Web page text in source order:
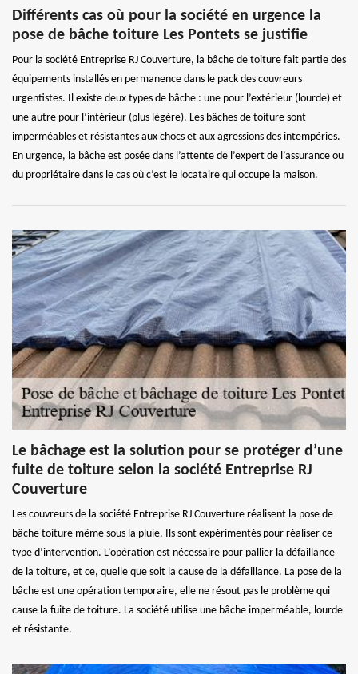
Différents cas où pour la société en urgence la
pose de bâche toiture Les Pontets se justifie
Pour la société Entreprise RJ Couverture, la bâche de toiture fait partie des
équipements installés en permanence dans le pack des couvreurs
urgentistes. Il existe deux types de bâche : une pour l’extérieur (lourde) et
une autre pour l’intérieur (plus légère). Les bâches de toiture sont
imperméables et résistantes aux chocs et aux agressions des intempéries.
En urgence, la bâche est posée dans l’attente de l’expert de l’assurance ou
du propriétaire dans le cas où c’est le locataire qui occupe la maison.
Le bâchage est la solution pour se protéger d’une
fuite de toiture selon la société Entreprise RJ
Couverture
Les couvreurs de la société Entreprise RJ Couverture réalisent la pose de
bâche toiture même sous la pluie. Ils sont expérimentés pour réaliser ce
type d’intervention. L’opération est nécessaire pour pallier la défaillance
de la toiture, et ce, quelle que soit la cause de la défaillance. La pose de la
bâche est une opération temporaire, elle ne résout pas le problème qui
cause la fuite de toiture. La société utilise une bâche imperméable, lourde
et résistante.